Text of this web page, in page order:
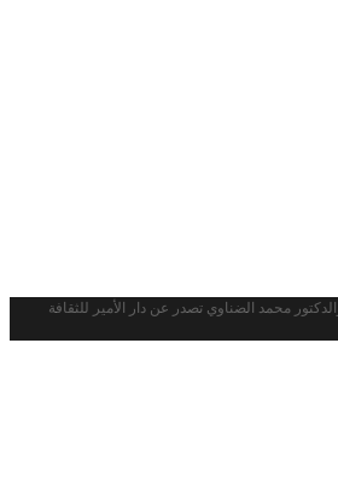
والدكتور محمد الضناوي تصدر عن دار الأمير للثقافة